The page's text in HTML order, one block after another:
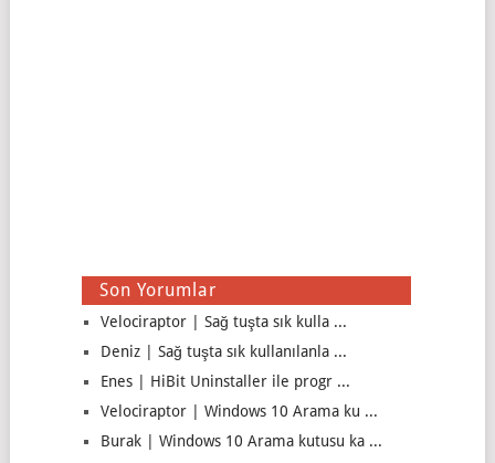
Son Yorumlar
Velociraptor | Sağ tuşta sık kulla ...
Deniz | Sağ tuşta sık kullanılanla ...
Enes | HiBit Uninstaller ile progr ...
Velociraptor | Windows 10 Arama ku ...
Burak | Windows 10 Arama kutusu ka ...